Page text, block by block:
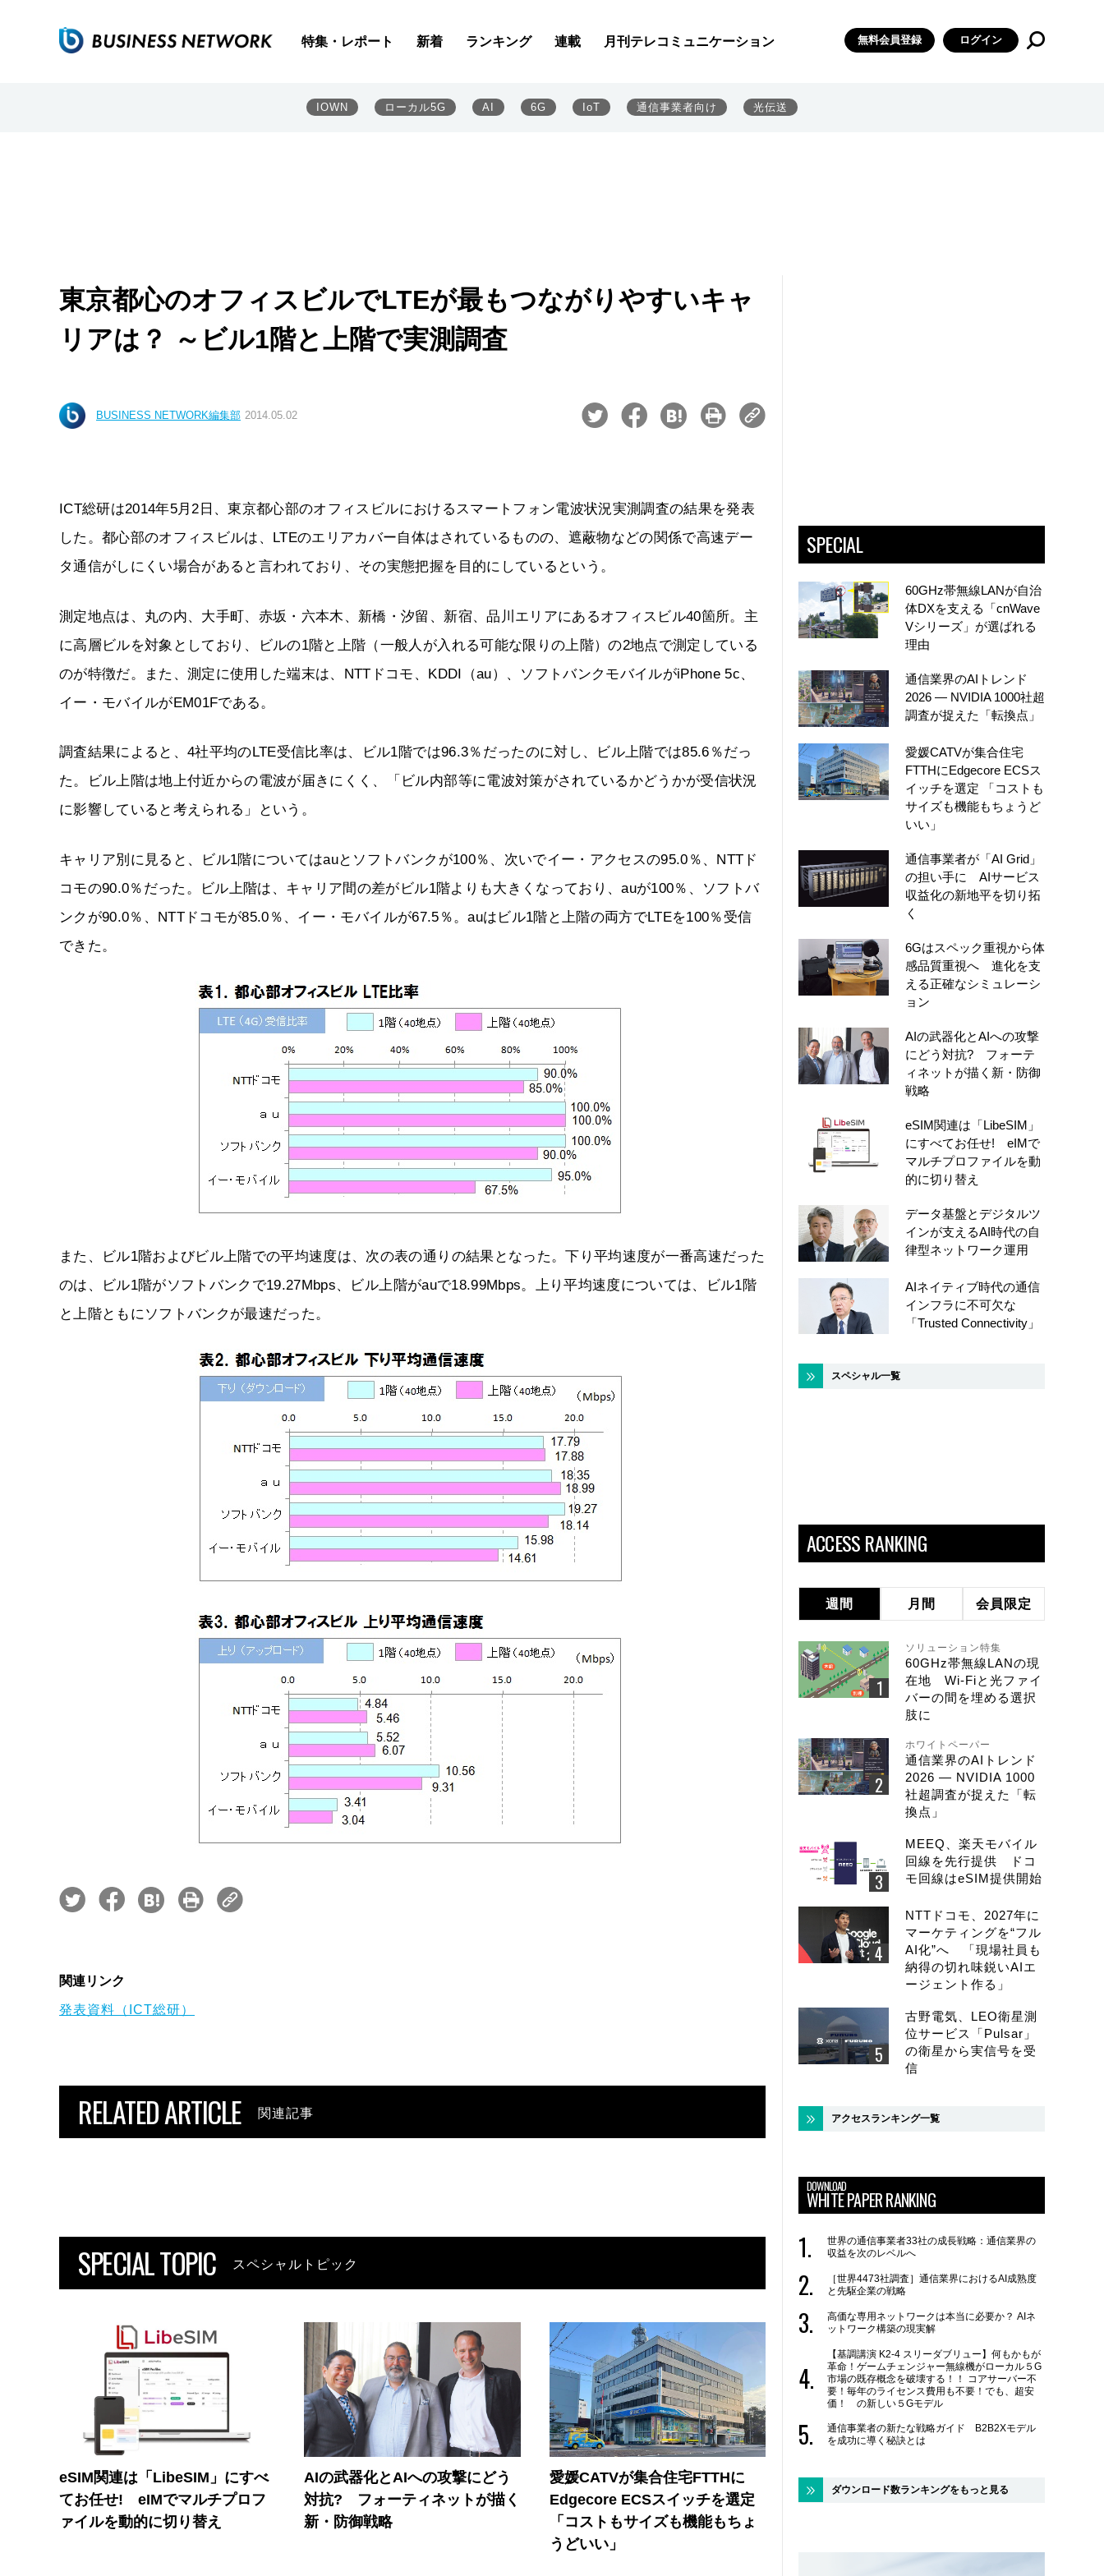
特集・レポート 新着 ランキング 連載 月刊テレコミュニケーション 無料会員登録 ログイン
IOWN ローカル5G AI 6G IoT 通信事業者向け 光伝送
東京都心のオフィスビルでLTEが最もつながりやすいキャ
リアは？ ～ビル1階と上階で実測調査
BUSINESS NETWORK編集部 2014.05.02
ICT総研は2014年5月2日、東京都心部のオフィスビルにおけるスマートフォン電波状況実測調査の結果を発表
した。都心部のオフィスビルは、LTEのエリアカバー自体はされているものの、遮蔽物などの関係で高速デー
タ通信がしにくい場合があると言われており、その実態把握を目的にしているという。
測定地点は、丸の内、大手町、赤坂・六本木、新橋・汐留、新宿、品川エリアにあるオフィスビル40箇所。主
に高層ビルを対象としており、ビルの1階と上階（一般人が入れる可能な限りの上階）の2地点で測定している
のが特徴だ。また、測定に使用した端末は、NTTドコモ、KDDI（au）、ソフトバンクモバイルがiPhone 5c、
イー・モバイルがEM01Fである。
調査結果によると、4社平均のLTE受信比率は、ビル1階では96.3％だったのに対し、ビル上階では85.6％だっ
た。ビル上階は地上付近からの電波が届きにくく、「ビル内部等に電波対策がされているかどうかが受信状況
に影響していると考えられる」という。
キャリア別に見ると、ビル1階についてはauとソフトバンクが100％、次いでイー・アクセスの95.0％、NTTド
コモの90.0％だった。ビル上階は、キャリア間の差がビル1階よりも大きくなっており、auが100％、ソフトバ
ンクが90.0％、NTTドコモが85.0％、イー・モバイルが67.5％。auはビル1階と上階の両方でLTEを100％受信
できた。
また、ビル1階およびビル上階での平均速度は、次の表の通りの結果となった。下り平均速度が一番高速だった
のは、ビル1階がソフトバンクで19.27Mbps、ビル上階がauで18.99Mbps。上り平均速度については、ビル1階
と上階ともにソフトバンクが最速だった。
関連リンク
発表資料（ICT総研）
RELATED ARTICLE 関連記事
SPECIAL TOPIC スペシャルトピック
eSIM関連は「LibeSIM」にすべ
てお任せ! eIMでマルチプロフ
ァイルを動的に切り替え
AIの武器化とAIへの攻撃にどう
対抗? フォーティネットが描く
新・防御戦略
愛媛CATVが集合住宅FTTHに
Edgecore ECSスイッチを選定
「コストもサイズも機能もちょ
うどいい」
SPECIAL
60GHz帯無線LANが自治
体DXを支える「cnWave
Vシリーズ」が選ばれる
理由
通信業界のAIトレンド
2026 ― NVIDIA 1000社超
調査が捉えた「転換点」
愛媛CATVが集合住宅
FTTHにEdgecore ECSス
イッチを選定 「コストも
サイズも機能もちょうど
いい」
通信事業者が「AI Grid」
の担い手に AIサービス
収益化の新地平を切り拓
く
6Gはスペック重視から体
感品質重視へ 進化を支
える正確なシミュレーシ
ョン
AIの武器化とAIへの攻撃
にどう対抗? フォーテ
ィネットが描く新・防御
戦略
eSIM関連は「LibeSIM」
にすべてお任せ! eIMで
マルチプロファイルを動
的に切り替え
データ基盤とデジタルツ
インが支えるAI時代の自
律型ネットワーク運用
AIネイティブ時代の通信
インフラに不可欠な
「Trusted Connectivity」
スペシャル一覧
ACCESS RANKING
週間 月間 会員限定
ソリューション特集
60GHz帯無線LANの現
在地 Wi-Fiと光ファイ
バーの間を埋める選択
肢に
ホワイトペーパー
通信業界のAIトレンド
2026 ― NVIDIA 1000
社超調査が捉えた「転
換点」
MEEQ、楽天モバイル
回線を先行提供 ドコ
モ回線はeSIM提供開始
NTTドコモ、2027年に
マーケティングを“フル
AI化”へ 「現場社員も
納得の切れ味鋭いAIエ
ージェント作る」
古野電気、LEO衛星測
位サービス「Pulsar」
の衛星から実信号を受
信
アクセスランキング一覧
DOWNLOAD
WHITE PAPER RANKING
世界の通信事業者33社の成長戦略：通信業界の
収益を次のレベルへ
［世界4473社調査］通信業界におけるAI成熟度
と先駆企業の戦略
高価な専用ネットワークは本当に必要か？ AIネ
ットワーク構築の現実解
【基調講演 K2-4 スリーダブリュー】何もかもが
革命！ゲームチェンジャー無線機がローカル５G
市場の既存概念を破壊する！！ コアサーバー不
要！毎年のライセンス費用も不要！でも、超安
価！ の新しい５Gモデル
通信事業者の新たな戦略ガイド B2B2Xモデル
を成功に導く秘訣とは
ダウンロード数ランキングをもっと見る